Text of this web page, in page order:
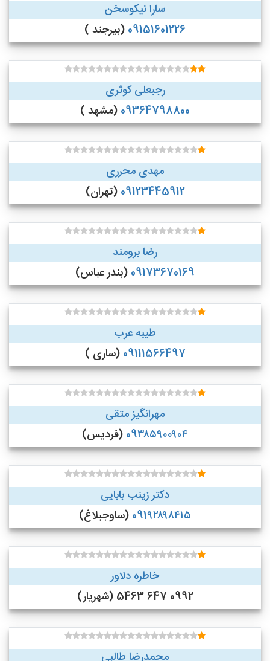
سارا نیکوسخن
09151601226 (بیرجند )
رجبعلی کوثری
09364798800 (مشهد )
مهدی محرری
09123445912 (تهران)
رضا برومند
09173670169 (بندر عباس)
طیبه عرب
09111566497 (ساری )
مهرانگیز متقی
09۳۸۵۹۰۰۹۰۴ (فردیس)
دکتر زینب بابایی
091۹۲۸۹۸۴۱۵ (ساوجبلاغ)
خاطره دلاور
0992 647 5463 (شهریار)
محمدرضا طالبی